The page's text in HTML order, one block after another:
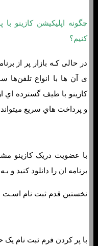
چگونه اپلیکیشن کازینو
کنیم؟
در حالی کـه بازار پر از
ی آن ها با انواع تلفن‌ها
کازینو با طیف گسترده اي
و پرداخت هاي‌ سریع
با عضویت دریک کازینو
برنامه ان را دانلود کنید و
نخستین قدم ثبت نام اسـت
با پر کردن فرم ثبت نام یک